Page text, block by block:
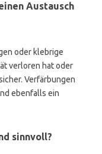
Austausch
oder klebrige
verloren hat oder
Verfärbungen
ebenfalls ein
sinnvoll?